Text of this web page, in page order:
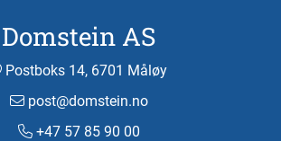
Domstein AS
Postboks 14, 6701 Måløy
post@domstein.no
+47 57 85 90 00